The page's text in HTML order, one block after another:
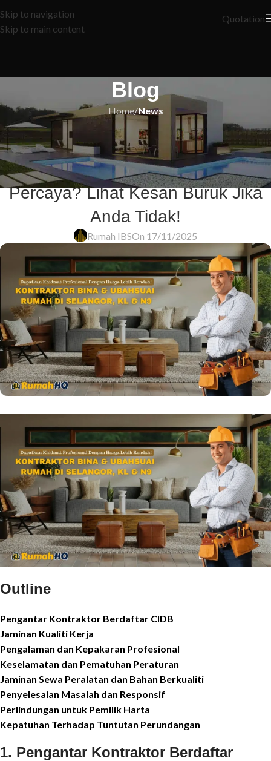
Skip to navigation
Skip to main content
Quotation
Blog
Home/News
NEWS
5 Sebab Anda Perlu Pilih
Kontraktor Berdaftar CIDB: Tak
Percaya? Lihat Kesan Buruk Jika
Anda Tidak!
Rumah IBSOn 17/11/2025
Outline
Pengantar Kontraktor Berdaftar CIDB
Jaminan Kualiti Kerja
Pengalaman dan Kepakaran Profesional
Keselamatan dan Pematuhan Peraturan
Jaminan Sewa Peralatan dan Bahan Berkualiti
Penyelesaian Masalah dan Responsif
Perlindungan untuk Pemilik Harta
Kepatuhan Terhadap Tuntutan Perundangan
1. Pengantar Kontraktor Berdaftar